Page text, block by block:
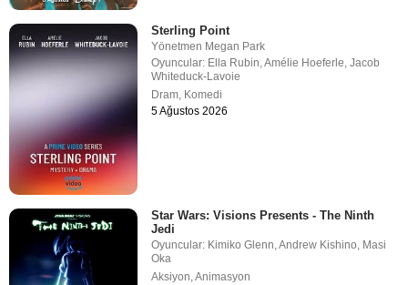
Sterling Point
Yönetmen Megan Park
Oyuncular: Ella Rubin ,Amélie Hoeferle ,Jacob
Whiteduck-Lavoie
Dram Komedi
5 Ağustos 2026
Star Wars: Visions Presents - The Ninth
Jedi
Oyuncular: Kimiko Glenn,Andrew Kishino, Masi
Oka
Aksiyon,Animasyon